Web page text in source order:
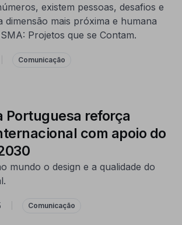
existem pessoas, desafios e
dimensão mais próxima e humana
Projetos que se Contam.
Comunicação
Portuguesa reforça
com apoio do
mundo o design e a qualidade do
Comunicação